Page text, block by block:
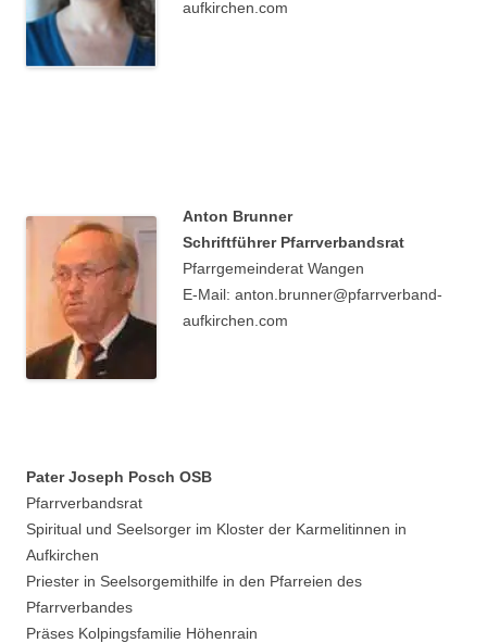
aufkirchen.com
Anton Brunner
Schriftführer Pfarrverbandsrat
Pfarrgemeinderat Wangen
E-Mail: anton.brunner@pfarrverband-
aufkirchen.com
Pater Joseph Posch OSB
Pfarrverbandsrat
Spiritual und Seelsorger im Kloster der Karmelitinnen in
Aufkirchen
Priester in Seelsorgemithilfe in den Pfarreien des
Pfarrverbandes
Präses Kolpingsfamilie Höhenrain